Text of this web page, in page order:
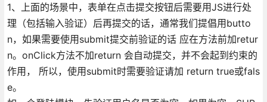
1、上面的场景中，表单在点击提交按钮后需要用JS进行处
理（包括输入验证）后再提交的话，通常我们提倡用butto
n，如果需要使用submit提交前验证的话 应在方法前加retur
n。onClick方法不加return 会自动提交，并不会起到约束的
作用， 所以，使用submit时需要验证请加 return true或fals
e。